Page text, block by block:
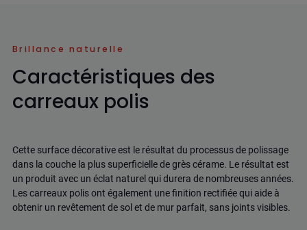
Brillance naturelle
Caractéristiques des
carreaux polis
Cette surface décorative est le résultat du processus de polissage
dans la couche la plus superficielle de grès cérame. Le résultat est
un produit avec un éclat naturel qui durera de nombreuses années.
Les carreaux polis ont également une finition rectifiée qui aide à
obtenir un revêtement de sol et de mur parfait, sans joints visibles.